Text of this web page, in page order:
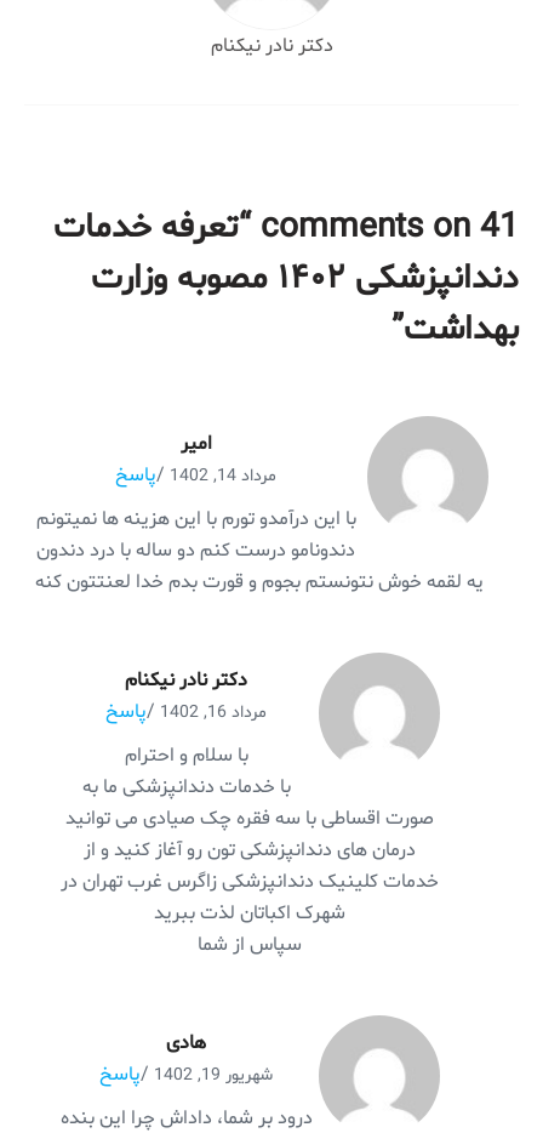
دکتر نادر نیکنام
41 comments on “
تعرفه خدمات
دندانپزشکی ۱۴۰۲ مصوبه وزارت
بهداشت”
امیر
مرداد 14, 1402 /پاسخ
با این درآمدو تورم با این هزینه ها نمیتونم
دندونامو درست کنم دو ساله با درد دندون
یه لقمه خوش نتونستم بجوم و قورت بدم خدا لعنتتون کنه
دکتر نادر نیکنام
مرداد 16, 1402 /پاسخ
با سلام و احترام
با خدمات دندانپزشکی ما به
صورت اقساطی با سه فقره چک صیادی می توانید
درمان های دندانپزشکی تون رو آغاز کنید و از
خدمات کلینیک دندانپزشکی زاگرس غرب تهران در
شهرک اکباتان لذت ببرید
سپاس از شما
هادی
شهریور 19, 1402 /پاسخ
درود بر شما، داداش چرا این بنده